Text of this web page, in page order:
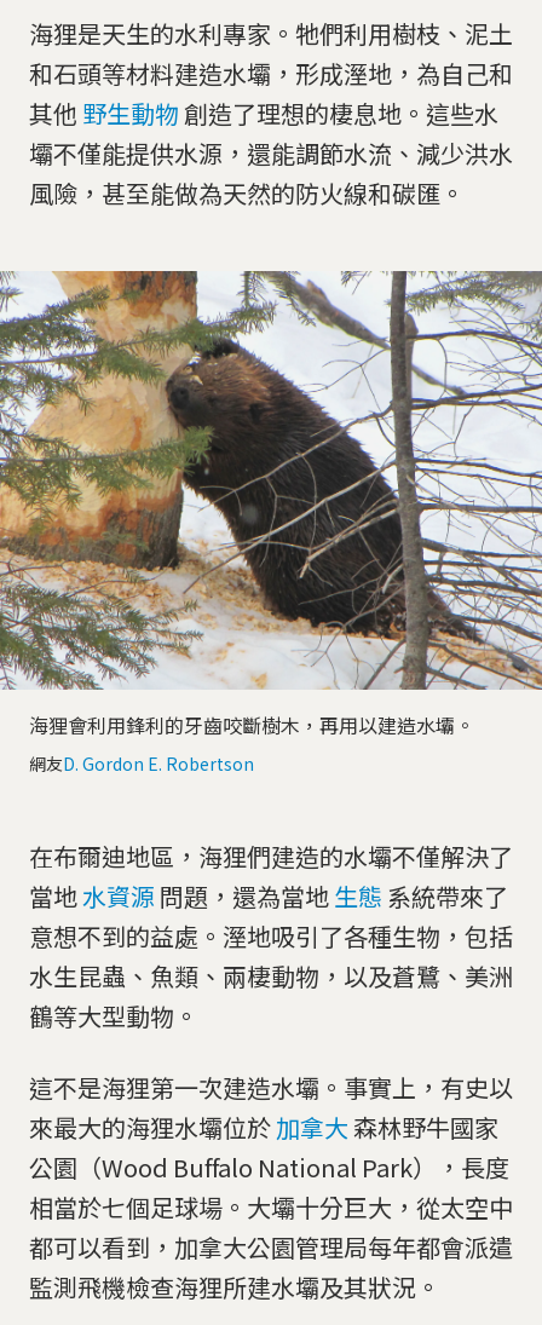
海狸是天生的水利專家。牠們利用樹枝、泥土
和石頭等材料建造水壩，形成溼地，為自己和
其他 野生動物 創造了理想的棲息地。這些水
壩不僅能提供水源，還能調節水流、減少洪水
風險，甚至能做為天然的防火線和碳匯。
海狸會利用鋒利的牙齒咬斷樹木，再用以建造水壩。
網友D. Gordon E. Robertson
在布爾迪地區，海狸們建造的水壩不僅解決了
當地水資源 問題，還為當地生態 系統帶來了
意想不到的益處。溼地吸引了各種生物，包括
水生昆蟲、魚類、兩棲動物，以及蒼鷺、美洲
鶴等大型動物。
這不是海狸第一次建造水壩。事實上，有史以
來最大的海狸水壩位於加拿大森林野牛國家
公園（Wood Buffalo National Park），長度
相當於七個足球場。大壩十分巨大，從太空中
都可以看到，加拿大公園管理局每年都會派遣
監測飛機檢查海狸所建水壩及其狀況。